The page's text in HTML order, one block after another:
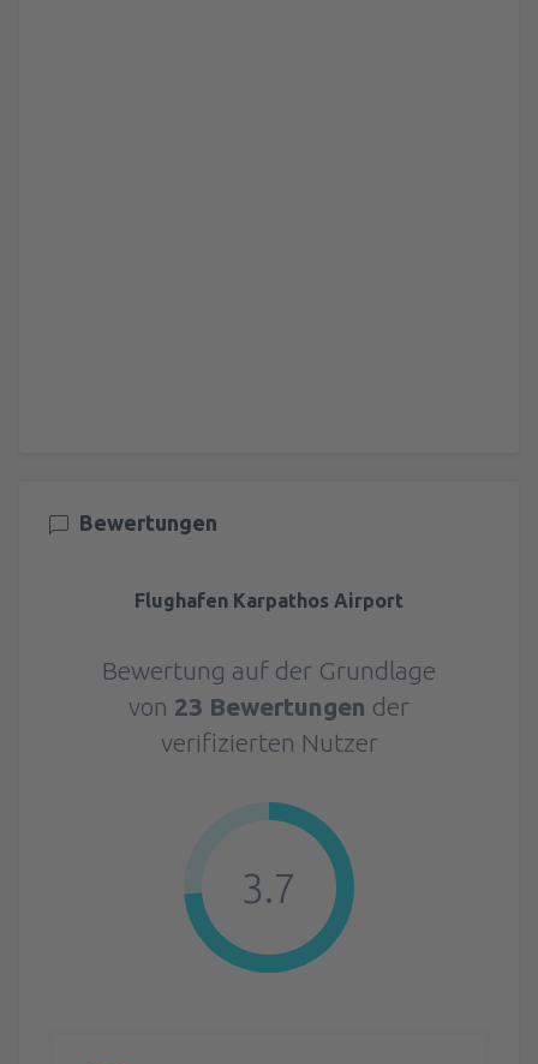
Bewertungen
Flughafen Karpathos Airport
Bewertung auf der Grundlage
von 23 Bewertungen der
verifizierten Nutzer
3.7